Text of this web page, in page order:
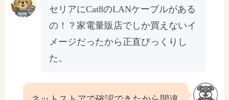
セリアにCat8のLANケーブルがある
の！？家電量販店でしか買えないイ
メージだったから正直びっくりし
た。